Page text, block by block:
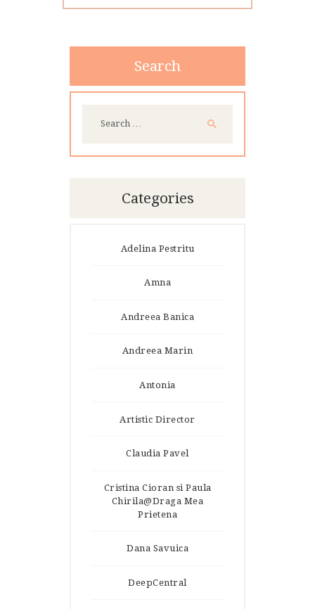
Search
Categories
Adelina Pestritu
Amna
Andreea Banica
Andreea Marin
Antonia
Artistic Director
Claudia Pavel
Cristina Cioran si Paula
Chirila@Draga Mea
Prietena
Dana Savuica
DeepCentral